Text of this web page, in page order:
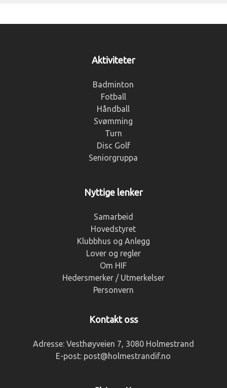
Aktiviteter
Badminton
Fotball
Håndball
Svømming
Turn
Disc Golf
Seniorgruppa
Nyttige lenker
Samarbeid
Hovedstyret
Klubbhus og Anlegg
Lover og regler
Om HIF
Hedersmerker / Utmerkelser
Personvern
Kontakt oss
Adresse: Vesthøyveien 7, 3080 Holmestrand
E-post: post@holmestrandif.no